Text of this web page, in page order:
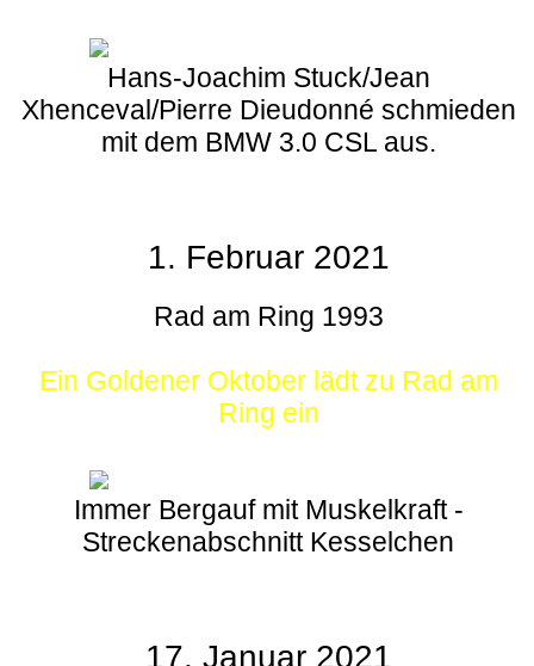
Hans-Joachim Stuck/Jean
Xhenceval/Pierre Dieudonné schmieden
mit dem BMW 3.0 CSL aus.
1. Februar 2021
Rad am Ring 1993
Ein Goldener Oktober lädt zu Rad am
Ring ein
Immer Bergauf mit Muskelkraft -
Streckenabschnitt Kesselchen
17. Januar 2021